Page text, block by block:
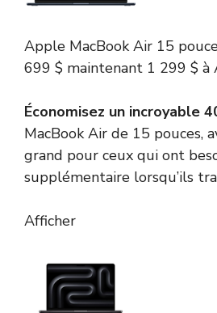
Apple MacBook Air 15
699 $ maintenant 1 299 $ à
Économisez un incroyable
MacBook Air de 15 pouces,
grand pour ceux qui ont
supplémentaire lorsqu’ils
Afficher